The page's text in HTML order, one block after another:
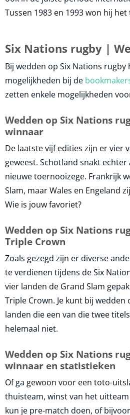
Tussen 1983 en 1993 won hij
Six Nations rugby |
Bij wedden op Six Nations
mogelijkheden bij de
zetten enkele mogelijkheden
Wedden op Six Nations
winnaar
De laatste vijf edities zijn er vier
geweest. Schotland snakt echter
nieuwe toernooizege. Frankrijk
Slam, maar Wales en Engeland
Wie is jouw favoriet?
Wedden op Six Nations
Triple Crown
Zoals gezegd zijn er diverse
te verdienen tijdens de Six
vier landen de Grand Slam
Triple Crown. Je kunt bij
landen die een van die twee
helemaal niet.
Wedden op Six Nations
winnaar en statistieken
Of ga gewoon voor een toto-
thuisteam, winst van het
kun je pre-match doen, of